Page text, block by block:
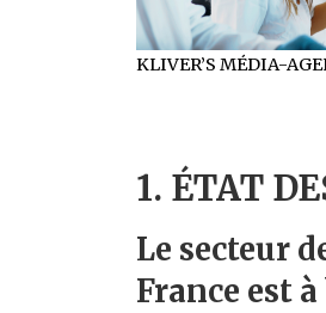
KLIVER’S MÉDIA-
1. ÉTAT
Le secteur
France est